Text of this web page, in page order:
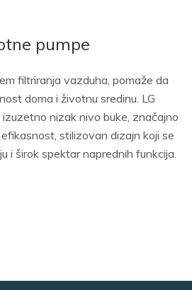
pumpe
filtriranja vazduha, pomaže da
doma i životnu sredinu. LG
nizak nivo buke, značajno
stilizovan dizajn koji se
i širok spektar naprednih funkcija.